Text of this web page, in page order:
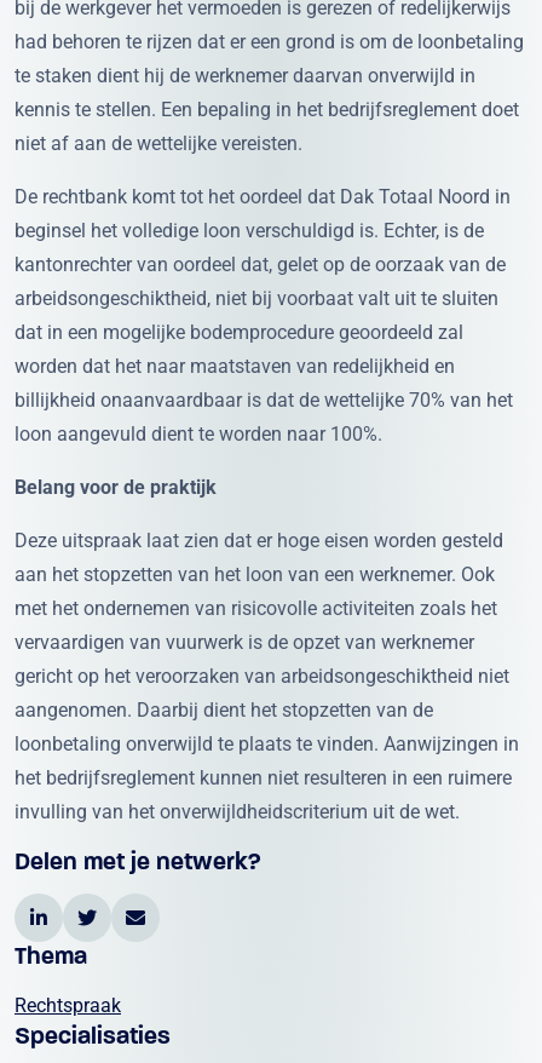
bij de werkgever het vermoeden is gerezen of redelijkerwijs
had behoren te rijzen dat er een grond is om de loonbetaling
te staken dient hij de werknemer daarvan onverwijld in
kennis te stellen. Een bepaling in het bedrijfsreglement doet
niet af aan de wettelijke vereisten.
De rechtbank komt tot het oordeel dat Dak Totaal Noord in
beginsel het volledige loon verschuldigd is. Echter, is de
kantonrechter van oordeel dat, gelet op de oorzaak van de
arbeidsongeschiktheid, niet bij voorbaat valt uit te sluiten
dat in een mogelijke bodemprocedure geoordeeld zal
worden dat het naar maatstaven van redelijkheid en
billijkheid onaanvaardbaar is dat de wettelijke 70% van het
loon aangevuld dient te worden naar 100%.
Belang voor de praktijk
Deze uitspraak laat zien dat er hoge eisen worden gesteld
aan het stopzetten van het loon van een werknemer. Ook
met het ondernemen van risicovolle activiteiten zoals het
vervaardigen van vuurwerk is de opzet van werknemer
gericht op het veroorzaken van arbeidsongeschiktheid niet
aangenomen. Daarbij dient het stopzetten van de
loonbetaling onverwijld te plaats te vinden. Aanwijzingen in
het bedrijfsreglement kunnen niet resulteren in een ruimere
invulling van het onverwijldheidscriterium uit de wet.
Delen met je netwerk?
Thema
Rechtspraak
Specialisaties